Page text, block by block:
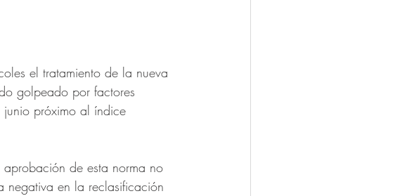
el tratamiento de la nueva
golpeado por factores
junio próximo al índice
de esta norma no
negativa en la reclasificación